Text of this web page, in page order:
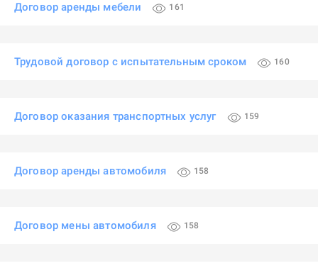
Договор аренды мебели 161
Трудовой договор с испытательным сроком 160
Договор оказания транспортных услуг 159
Договор аренды автомобиля 158
Договор мены автомобиля 158